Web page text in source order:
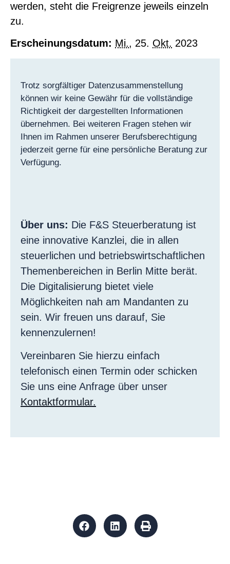
werden, steht die Freigrenze jeweils einzeln
zu.
Erscheinungsdatum: Mi., 25. Okt. 2023
Trotz sorgfältiger Datenzusammenstellung
können wir keine Gewähr für die vollständige
Richtigkeit der dargestellten Informationen
übernehmen. Bei weiteren Fragen stehen wir
Ihnen im Rahmen unserer Berufsberechtigung
jederzeit gerne für eine persönliche Beratung zur
Verfügung.
Über uns: Die F&S Steuerberatung ist
eine innovative Kanzlei, die in allen
steuerlichen und betriebswirtschaftlichen
Themenbereichen in Berlin Mitte berät.
Die Digitalisierung bietet viele
Möglichkeiten nah am Mandanten zu
sein. Wir freuen uns darauf, Sie
kennenzulernen!
Vereinbaren Sie hierzu einfach
telefonisch einen Termin oder schicken
Sie uns eine Anfrage über unser
Kontaktformular.